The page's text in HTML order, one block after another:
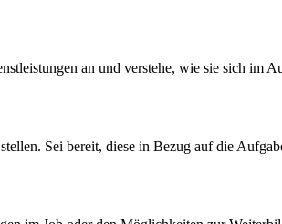
an und verstehe, wie sie sich im
Sei bereit, diese in Bezug auf die